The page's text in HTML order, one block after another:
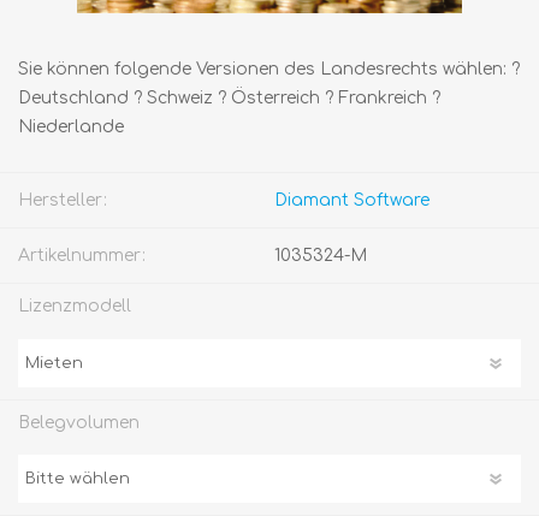
Sie können folgende Versionen des Landesrechts wählen: ?
Deutschland ? Schweiz ? Österreich ? Frankreich ?
Niederlande
Hersteller: Diamant Software
Artikelnummer: 1035324-M
Lizenzmodell
Belegvolumen